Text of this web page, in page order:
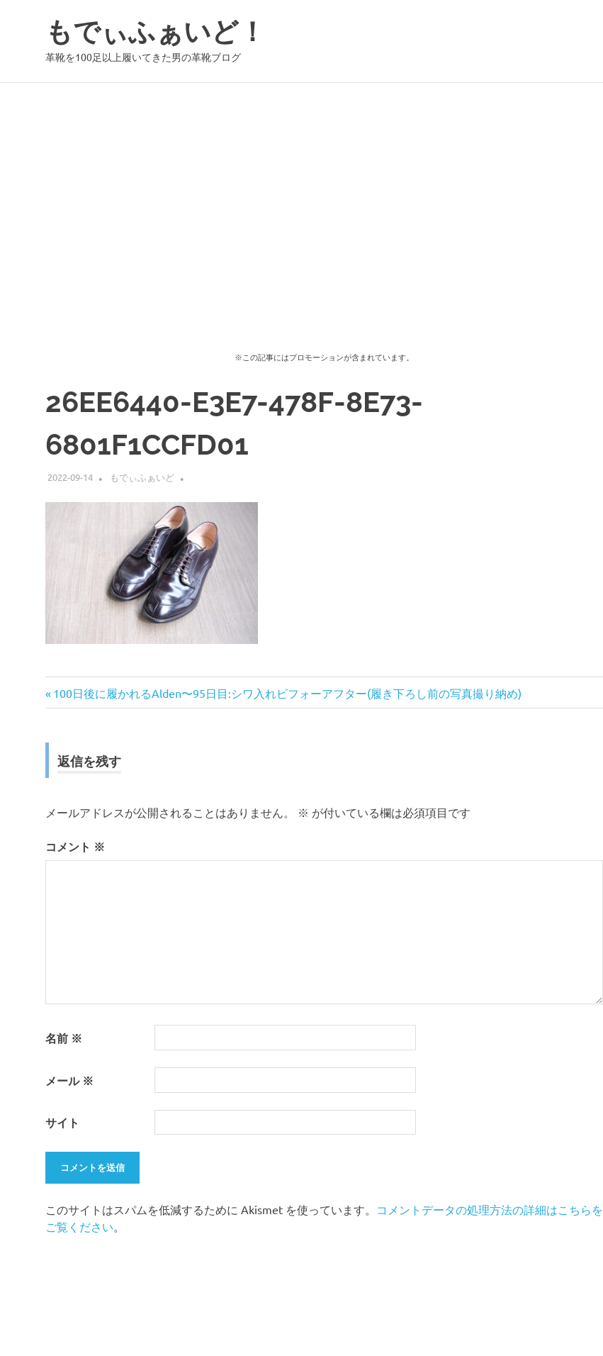
もでぃふぁいど！
革靴を100足以上履いてきた男の革靴ブログ
※この記事にはプロモーションが含まれています。
26EE6440-E3E7-478F-8E73-
6801F1CCFD01
2022-09-14 もでぃふぁいど
投
ナ
ゲ
ー
前
の
100日後に履かれるAlden〜95日目:シワ入れビフォーアフター(履き下ろし前の写真撮り納め)
返信を残す
メールアドレスが公開されることはありません。 ※ が付いている欄は必須項目です
コメント ※
名前 ※
メール ※
サイト
このサイトはスパムを低減するために Akismet を使っています。 コメントデータの処理方法の詳細はこちらを
ご覧ください。